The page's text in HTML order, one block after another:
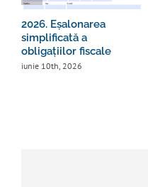
2026. Eșalonarea
simplificată a
obligațiilor fiscale
iunie 10th, 2026